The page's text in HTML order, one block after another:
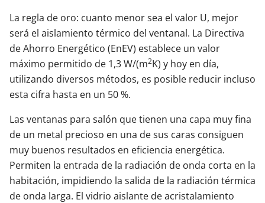
La regla de oro: cuanto menor sea el valor U, mejor
será el aislamiento térmico del ventanal. La Directiva
de Ahorro Energético (EnEV) establece un valor
máximo permitido de 1,3 W/(m2K) y hoy en día,
utilizando diversos métodos, es posible reducir incluso
esta cifra hasta en un 50 %.
Las ventanas para salón que tienen una capa muy fina
de un metal precioso en una de sus caras consiguen
muy buenos resultados en eficiencia energética.
Permiten la entrada de la radiación de onda corta en la
habitación, impidiendo la salida de la radiación térmica
de onda larga. El vidrio aislante de acristalamiento